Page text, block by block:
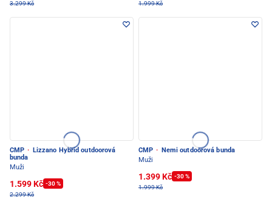
3.299 Kč
1.999 Kč
CMP ·
Lizzano Hybrid outdoorová
bunda
Muži
1.599 Kč -30 %
2.299 Kč
CMP ·
Nemi outdoorová bunda
Muži
1.399 Kč -30 %
1.999 Kč